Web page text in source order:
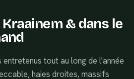
Kraainem & dans le
entretenus tout au long de l'année
haies droites, massifs